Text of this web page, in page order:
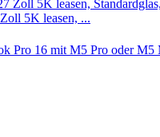
5K leasen, ...
Pro 16 mit M5 Pro oder M5